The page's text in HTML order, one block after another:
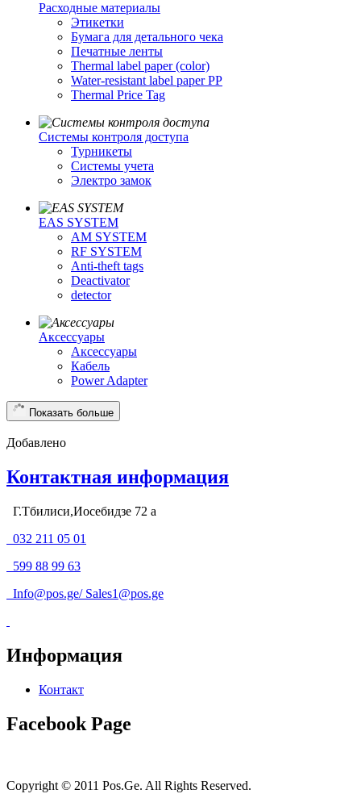
Расходные материалы
Этикетки
Бумага для детального чека
Печатные ленты
Thermal label paper (color)
Water-resistant label paper PP
Thermal Price Tag
Системы контроля доступа
Турникеты
Cистемы учета
Электро замок
EAS SYSTEM
AM SYSTEM
RF SYSTEM
Anti-theft tags
Deactivator
detector
Аксессуары
Аксессуары
Кабель
Power Adapter
Показать больше
Добавлено
Контактная информация
Г.Тбилиси,Иосебидзе 72 а
032 211 05 01
599 88 99 63
Info@pos.ge/ Sales1@pos.ge
Информация
Контакт
Facebook Page
Copyright © 2011 Pos.Ge. All Rights Reserved.